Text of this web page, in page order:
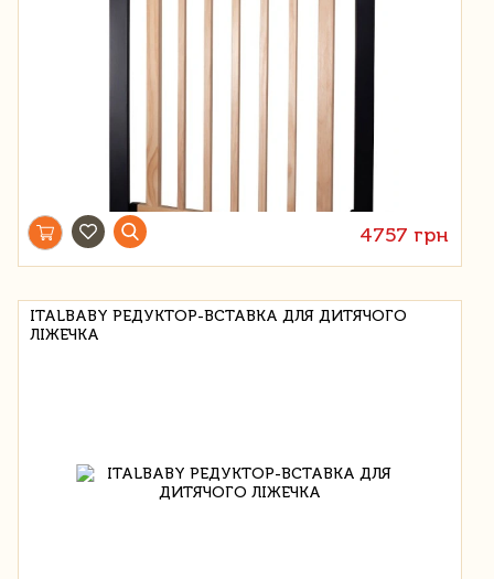
4757 грн
ITALBABY РЕДУКТОР-ВСТАВКА ДЛЯ ДИТЯЧОГО
ЛІЖЕЧКА